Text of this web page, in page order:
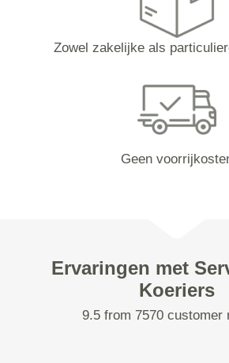
Zowel zakelijke als
Geen
Ervaringen met
Koeriers
9.5 from 7570 customer